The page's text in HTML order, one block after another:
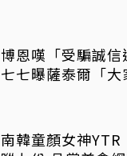
博恩嘆「受騙誠
七七曝薩泰爾「
南韓童顏女神